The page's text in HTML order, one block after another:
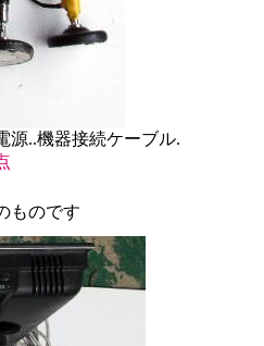
器接続ケーブル.
ものです